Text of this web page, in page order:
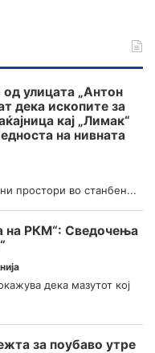
улицата „Антон
дека ископите за
кај „Лимак“
на нивната
простори во станбен...
на РКМ“: Сведочења
дека мазутот кој
за поубаво утре